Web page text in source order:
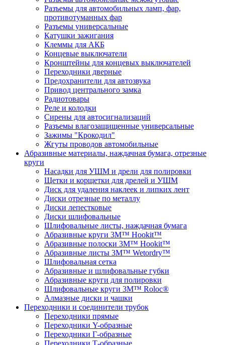
Разъемы для автомобильных ламп, фар,
противотуманных фар
Разъемы универсальные
Катушки зажигания
Клеммы для АКБ
Концевые выключатели
Кронштейны для концевых выключателей
Переходники дверные
Предохранители для автозвука
Привод центрального замка
Радиотовары
Реле и колодки
Сирены для автосигнализаций
Разъемы влагозащищенные универсальные
Зажимы "Крокодил"
Жгуты проводов автомобильные
Абразивные материалы, наждачная бумага, отрезные
круги
Насадки для УШМ и дрели для полировки
Щетки и корщетки для дрелей и УШМ
Диск для удаления наклеек и липких лент
Диски отрезные по металлу
Диски лепестковые
Диски шлифовальные
Шлифовальные листы, наждачная бумага
Абразивные круги 3M™ Hookit™
Абразивные полоски 3M™ Hookit™
Абразивные листы 3M™ Wetordry™
Шлифовальная сетка
Абразивные и шлифовальные губки
Абразивные круги для полировки
Шлифовальные круги 3M™ Roloc®
Алмазные диски и чашки
Переходники и соединители трубок
Переходники прямые
Переходники Y-образные
Переходники Г-образные
Переходники Т-образные